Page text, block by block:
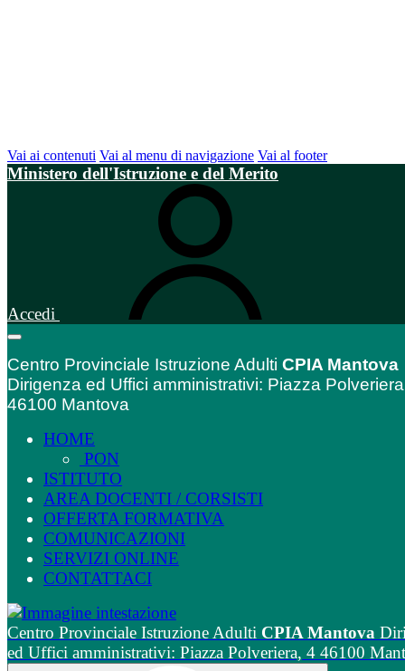
Vai ai contenuti Vai al menu di navigazione Vai al footer
Ministero dell'Istruzione e del Merito
Accedi
Centro Provinciale Istruzione Adulti CPIA Mantova
Dirigenza ed Uffici amministrativi: Piazza
46100 Mantova
HOME
PON
ISTITUTO
AREA DOCENTI / CORSISTI
OFFERTA FORMATIVA
COMUNICAZIONI
SERVIZI ONLINE
CONTATTACI
Centro Provinciale Istruzione Adulti CPIA Mantova
ed Uffici amministrativi: Piazza Polveriera, 4 46100